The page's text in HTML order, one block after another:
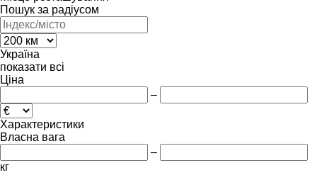
Пошук за радіусом
Україна
показати всі
Ціна
–
Характеристики
Власна вага
–
кг